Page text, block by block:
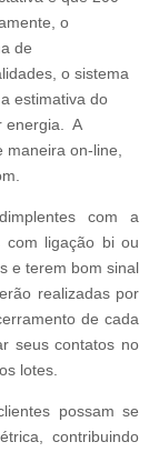
o
de
o sistema
estimativa do
energia. A
on-line,
com a
com ligação bi ou
e terem bom sinal
realizadas por
de cada
seus contatos no
lotes.
possam se
contribuindo